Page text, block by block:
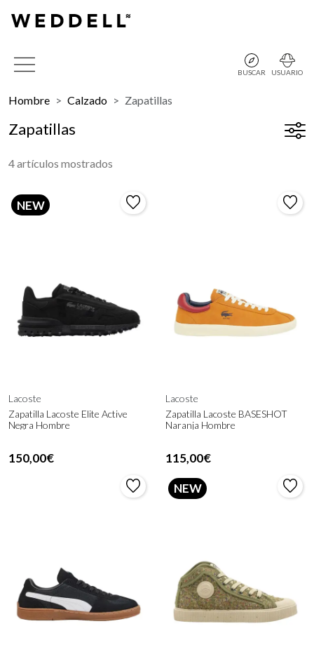
BUSCAR USUARIO
Hombre Calzado Zapatillas
Zapatillas
4 artículos mostrados
NEW
Lacoste
Zapatilla Lacoste Elite Active
Negra Hombre
150,00€
Lacoste
Zapatilla Lacoste BASESHOT
Naranja Hombre
115,00€
NEW